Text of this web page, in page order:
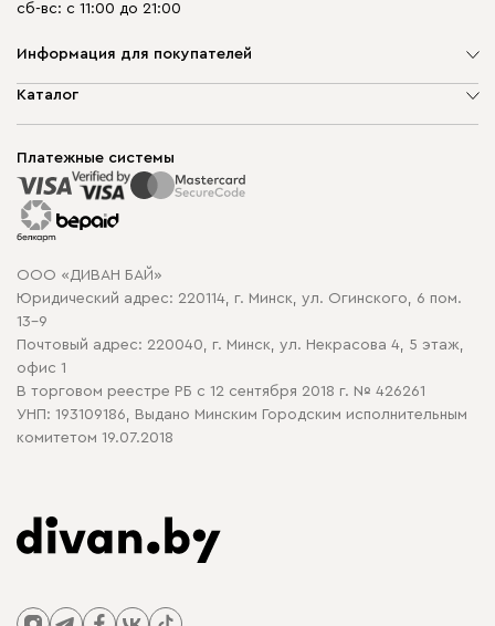
сб-вс: с 11:00 до 21:00
Информация для покупателей
О компании
Способы оплаты
Рассрочка и кредит
Гарантия
Карта сайта
Политика конфиденциальности
Политика в отношении обработки cookie
Каталог
Корпусная мебель
Распродажа мебели
Платежные системы
ООО «ДИВАН БАЙ»
Юридический адрес: 220114, г. Минск, ул. Огинского, 6 пом.
13-9
Почтовый адрес: 220040, г. Минск, ул. Некрасова 4, 5 этаж,
офис 1
В торговом реестре РБ с 12 сентября 2018 г. № 426261
УНП: 193109186, Выдано Минским Городским исполнительным
комитетом 19.07.2018